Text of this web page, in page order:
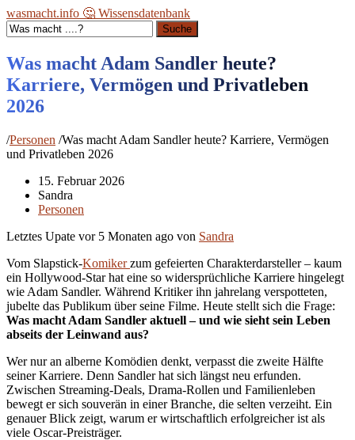
wasmacht.info 🤔 Wissensdatenbank
Suche
Was macht Adam Sandler heute?
Karriere, Vermögen und Privatleben
2026
/Personen /Was macht Adam Sandler heute? Karriere, Vermögen
und Privatleben 2026
15. Februar 2026
Sandra
Personen
Letztes Upate vor 5 Monaten ago von Sandra
Vom Slapstick-Komikerzum gefeierten Charakterdarsteller – kaum
ein Hollywood-Star hat eine so widersprüchliche Karriere hingelegt
wie Adam Sandler. Während Kritiker ihn jahrelang verspotteten,
jubelte das Publikum über seine Filme. Heute stellt sich die Frage:
Was macht Adam Sandler aktuell – und wie sieht sein Leben
abseits der Leinwand aus?
Wer nur an alberne Komödien denkt, verpasst die zweite Hälfte
seiner Karriere. Denn Sandler hat sich längst neu erfunden.
Zwischen Streaming-Deals, Drama-Rollen und Familienleben
bewegt er sich souverän in einer Branche, die selten verzeiht. Ein
genauer Blick zeigt, warum er wirtschaftlich erfolgreicher ist als
viele Oscar-Preisträger.